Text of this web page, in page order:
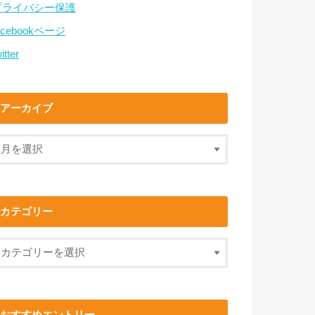
ライバシー保護
ページ
アーカイブ
カテゴリー